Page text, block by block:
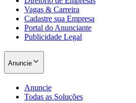
Santos
Vagas & Carreira
Cadastre sua Empresa
Portal do Anunciante
Publicidade Legal
Anuncie
Anuncie
Todas as Soluções